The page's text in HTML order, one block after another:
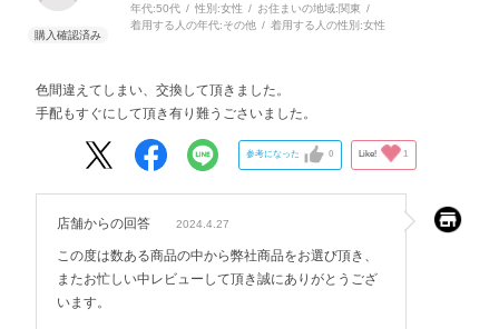
年代:50代 性別:女性 お住まいの地域:関東
着用する人の年代:その他 着用する人の性別:女性
色間違えてしまい、交換して頂きました。
手配もすぐにして頂き有り難うごさいました。
参考になった 0 Like! 1
店舗からの回答 2024.4.27
この度は数ある商品の中から弊社商品をお選び頂き、
またお忙しい中レビューして頂き誠にありがとうござ
います。